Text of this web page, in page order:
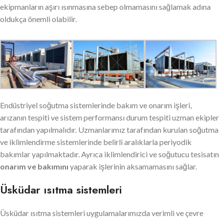
ekipmanların aşırı ısınmasına sebep olmamasını sağlamak adına
oldukça önemli olabilir.
Endüstriyel soğutma sistemlerinde bakım ve onarım işleri,
arızanın tespiti ve sistem performansı durum tespiti uzman ekipler
tarafından yapılmalıdır. Uzmanlarımız tarafından kurulan soğutma
ve iklimlendirme sistemlerinde belirli aralıklarla periyodik
bakımlar yapılmaktadır. Ayrıca iklimlendirici ve soğutucu tesisatın
onarım ve bakımını yaparak işlerinin aksamamasını sağlar.
Üsküdar ısıtma sistemleri
Üsküdar ısıtma sistemleri uygulamalarımızda verimli ve çevre